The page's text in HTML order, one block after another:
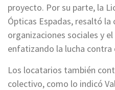
proyecto. Por su parte, la
Ópticas Espadas, resaltó
organizaciones sociales y
enfatizando la lucha contra
Los locatarios también
colectivo, como lo indicó